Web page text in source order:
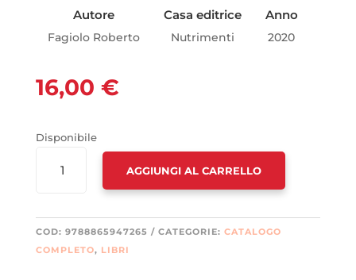
Autore
Fagiolo Roberto
Casa editrice
Nutrimenti
Anno
2020
16,00 €
Disponibile
SVANÌ
AGGIUNGI AL CARRELLO
COD: 9788865947265 CATEGORIE: CATALOGO
COMPLETO, LIBRI